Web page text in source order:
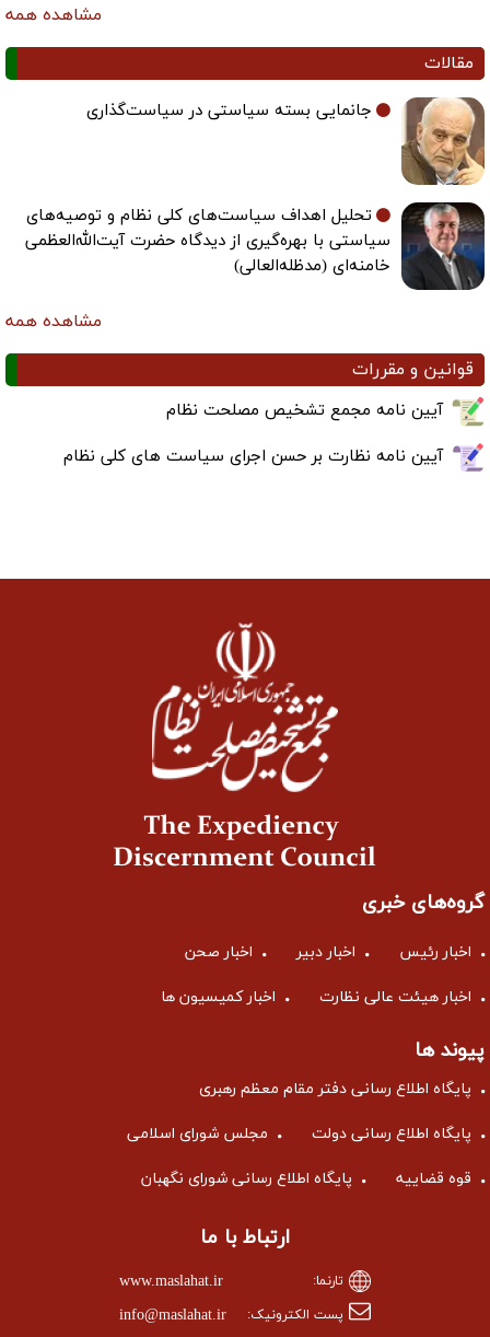
مشاهده همه
مقالات
جانمایی بسته سیاستی در سیاست‌گذاری
تحلیل اهداف سیاست‌های کلی نظام و توصیه‌های
سیاستی با بهره‌گیری از دیدگاه حضرت آیت‌الله‌العظمی
خامنه‌ای (مدظله‌العالی)
مشاهده همه
قوانین و مقررات
آیین نامه مجمع تشخیص مصلحت نظام
آیین نامه نظارت بر حسن اجرای سیاست های کلی نظام
گروه‌های خبری
اخبار رئیس اخبار دبیر اخبار صحن
اخبار هیئت عالی نظارت اخبار کمیسیون ها
پیوند ها
پایگاه اطلاع رسانی دفتر مقام معظم رهبری
پایگاه اطلاع رسانی دولت مجلس شورای اسلامی
قوه قضاییه پایگاه اطلاع رسانی شورای نگهبان
ارتباط با ما
تارنما: www.maslahat.ir
پست الکترونیک: info@maslahat.ir